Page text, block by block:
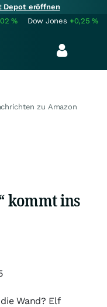
eröffnen
% Dow Jones +0,25%
zu Amazon
kommt ins
Wand? Elf